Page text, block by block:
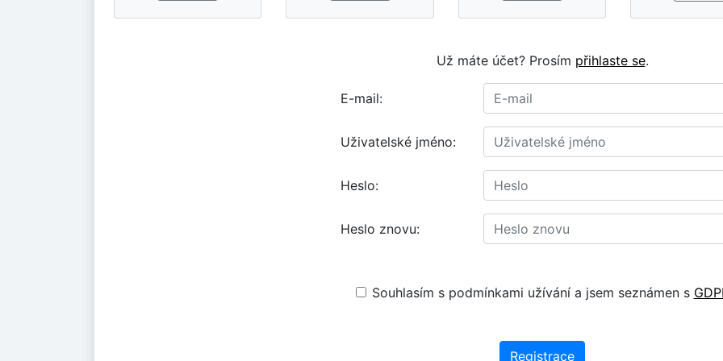
Už máte účet? Prosím přihlaste se.
E-mail:
Uživatelské jméno:
Heslo:
Heslo znovu:
Souhlasím s podmínkami užívání a jsem seznámen s
Registrace